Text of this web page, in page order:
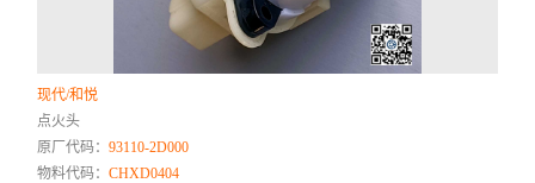
现代/和悦
点火头
原厂代码：93110-2D000
物料代码：CHXD0404